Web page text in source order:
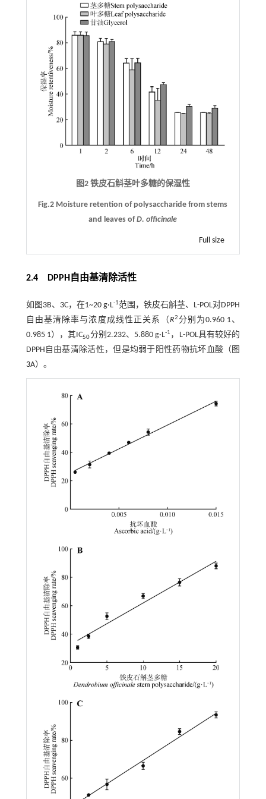
图2 铁皮石斛茎叶多糖的保湿性
Fig.2 Moisture retention of polysaccharide from stems
and leaves ofD. officinale
Full size
2.4 DPPH自由基清除活性
如图 3B、 3C，在1~20 g·L-1范围，铁皮石斛茎、L-POL对DPPH
自由基清除率与浓度成线性正关系（R2分别为0.960 1、
0.985 1），其IC50分别2.232、5.880 g·L-1 ，L-POL具有较好的
DPPH自由基清除活性，但是均弱于阳性药物抗坏血酸（ 图
3A）。